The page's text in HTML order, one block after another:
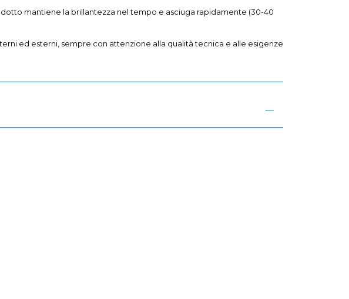
mantiene la brillantezza nel tempo e asciuga rapidamente (30-40
ed esterni, sempre con attenzione alla qualità tecnica e alle esigenze